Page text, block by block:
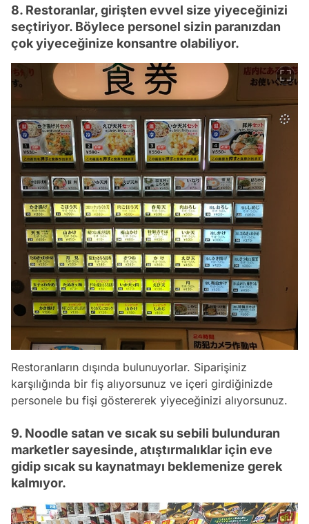
8. Restoranlar, girişten evvel size yiyeceğinizi
seçtiriyor. Böylece personel sizin paranızdan
çok yiyeceğinize konsantre olabiliyor.
Restoranların dışında bulunuyorlar. Siparişiniz
karşılığında bir fiş alıyorsunuz ve içeri girdiğinizde
personele bu fişi göstererek yiyeceğinizi alıyorsunuz.
9. Noodle satan ve sıcak su sebili bulunduran
marketler sayesinde, atıştırmalıklar için eve
gidip sıcak su kaynatmayı beklemenize gerek
kalmıyor.